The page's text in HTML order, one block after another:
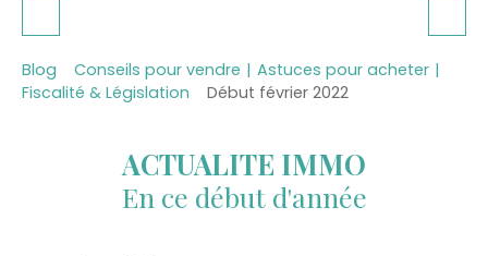
Blog Conseils pour vendre | Astuces pour acheter |
Fiscalité & Législation
Début février 2022
ACTUALITE IMMO
En ce début d'année